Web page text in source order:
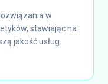
w
stawiając na
jakość usług.